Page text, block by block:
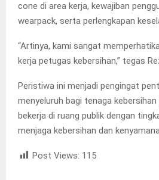
cone di area kerja, kewajiban
wearpack, serta perlengkapan
“Artinya, kami sangat
kerja petugas kebersihan,” tegas
Peristiwa ini menjadi pengingat
menyeluruh bagi tenaga
bekerja di ruang publik dengan
menjaga kebersihan dan
Post Views: 115